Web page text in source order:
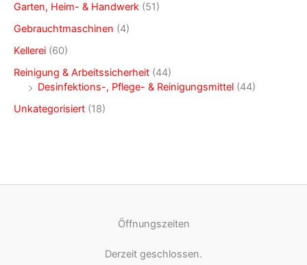
Garten, Heim- & Handwerk (51)
Gebrauchtmaschinen (4)
Kellerei (60)
Reinigung & Arbeitssicherheit (44)
Desinfektions-, Pflege- & Reinigungsmittel (44)
Unkategorisiert (18)
Öffnungszeiten
Derzeit geschlossen.